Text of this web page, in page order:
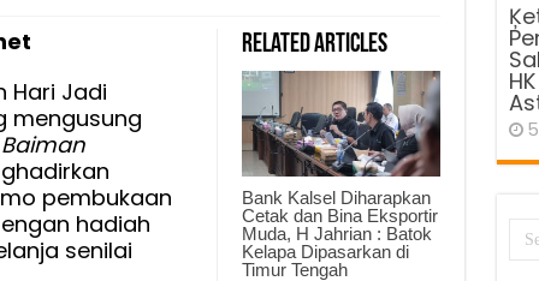
Related Articles
Bank Kalsel Diharapkan
Cetak dan Bina Eksportir
Muda, H Jahrian : Batok
Kelapa Dipasarkan di
Timur Tengah
Hari Jadi
mengusung
pembukaan
hadiah
senilai